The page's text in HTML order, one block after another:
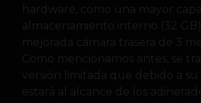
hardware, como una mayor
almacenamiento interno (32
mejorada cámara trasera de 3
Como mencionamos antes, se
versión limitada que debido a su
estará al alcance de los